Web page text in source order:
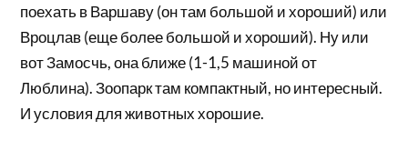
поехать в Варшаву (он там большой и хороший) или
Вроцлав (еще более большой и хороший). Ну или
вот Замосчь, она ближе (1-1,5 машиной от
Люблина). Зоопарк там компактный, но интересный.
И условия для животных хорошие.